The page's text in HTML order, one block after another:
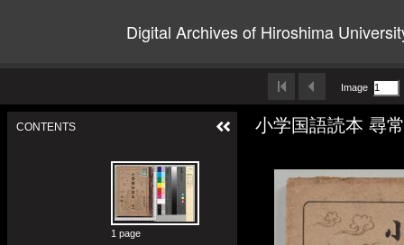
Digital Archives of Hiroshima